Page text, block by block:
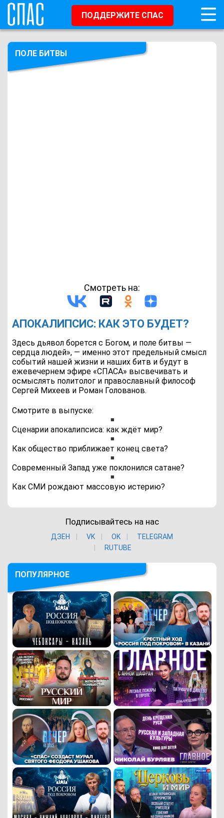
ПОДДЕРЖИТЕ СПАС
ПОЛЕ БИТВЫ
Смотреть на:
АПОКАЛИПСИС: КАК ЭТО БУДЕТ?
Здесь дьявол борется с Богом, и поле битвы —
сердца людей», — именно этот предельный смысл
событий нашей жизни и наших битв и будут в
ежевечернем эфире «СПАСА» высвечивать и
осмыслять политолог и православный философ
Сергей Михеев и Роман Голованов.
Смотрите в выпуске:
Сценарии апокалипсиса: как ждёт мир?
Как общество приближает конец света?
Современный Запад уже поклонился сатане?
Как СМИ рождают массовую истерию?
Подписывайтесь на нас
ДЗЕН VK ОK
TELEGRAM
RUTUBE
ПОПУЛЯРНОЕ